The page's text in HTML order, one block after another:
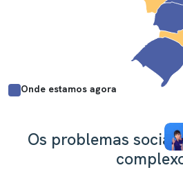
Onde estamos agora
Os problemas